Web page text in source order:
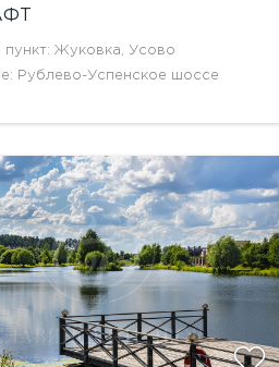
пункт: Жуковка, Усово
Рублево-Успенское шоссе